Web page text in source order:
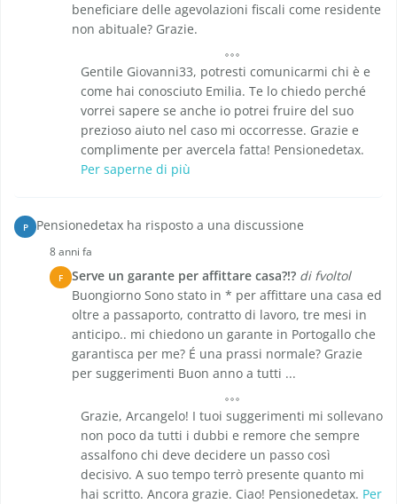
beneficiare delle agevolazioni fiscali come residente
non abituale? Grazie.
Gentile Giovanni33, potresti comunicarmi chi è e
come hai conosciuto Emilia. Te lo chiedo perché
vorrei sapere se anche io potrei fruire del suo
prezioso aiuto nel caso mi occorresse. Grazie e
complimente per avercela fatta! Pensionedetax.
Per saperne di più
P Pensionedetax ha risposto a una discussione
8 anni fa
F Serve un garante per affittare casa?!? di fvoltol
Buongiorno Sono stato in * per affittare una casa ed
oltre a passaporto, contratto di lavoro, tre mesi in
anticipo.. mi chiedono un garante in Portogallo che
garantisca per me? É una prassi normale? Grazie
per suggerimenti Buon anno a tutti ...
Grazie, Arcangelo! I tuoi suggerimenti mi sollevano
non poco da tutti i dubbi e remore che sempre
assalfono chi deve decidere un passo così
decisivo. A suo tempo terrò presente quanto mi
hai scritto. Ancora grazie. Ciao! Pensionedetax. Per